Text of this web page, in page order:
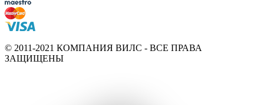
© 2011-2021 КОМПАНИЯ ВИЛС - ВСЕ ПРАВА
ЗАЩИЩЕНЫ